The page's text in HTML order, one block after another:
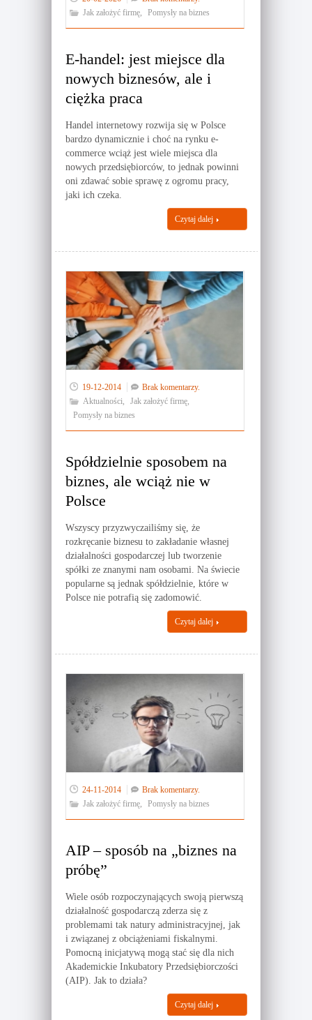
Jak założyć firmę, Pomysły na biznes
E-handel: jest miejsce dla
nowych biznesów, ale i
ciężka praca
Handel internetowy rozwija się w Polsce
bardzo dynamicznie i choć na rynku e-
commerce wciąż jest wiele miejsca dla
nowych przedsiębiorców, to jednak powinni
oni zdawać sobie sprawę z ogromu pracy,
jaki ich czeka.
Czytaj dalej
19-12-2014
Brak komentarzy.
Aktualności, Jak założyć firmę,
Pomysły na biznes
Spółdzielnie sposobem na
biznes, ale wciąż nie w
Polsce
Wszyscy przyzwyczailiśmy się, że
rozkręcanie biznesu to zakładanie własnej
działalności gospodarczej lub tworzenie
spółki ze znanymi nam osobami. Na świecie
popularne są jednak spółdzielnie, które w
Polsce nie potrafią się zadomowić.
Czytaj dalej
24-11-2014
Brak komentarzy.
Jak założyć firmę, Pomysły na biznes
AIP – sposób na „biznes na
próbę”
Wiele osób rozpoczynających swoją pierwszą
działalność gospodarczą zderza się z
problemami tak natury administracyjnej, jak
i związanej z obciążeniami fiskalnymi.
Pomocną inicjatywą mogą stać się dla nich
Akademickie Inkubatory Przedsiębiorczości
(AIP). Jak to działa?
Czytaj dalej